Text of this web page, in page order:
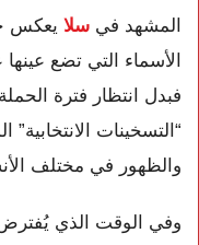
المشهد في سلا يعكس
الأسماء التي تضع
فبدل انتظار فترة
“التسخينات
والظهور في مختلف
وفي الوقت الذي يُفترض